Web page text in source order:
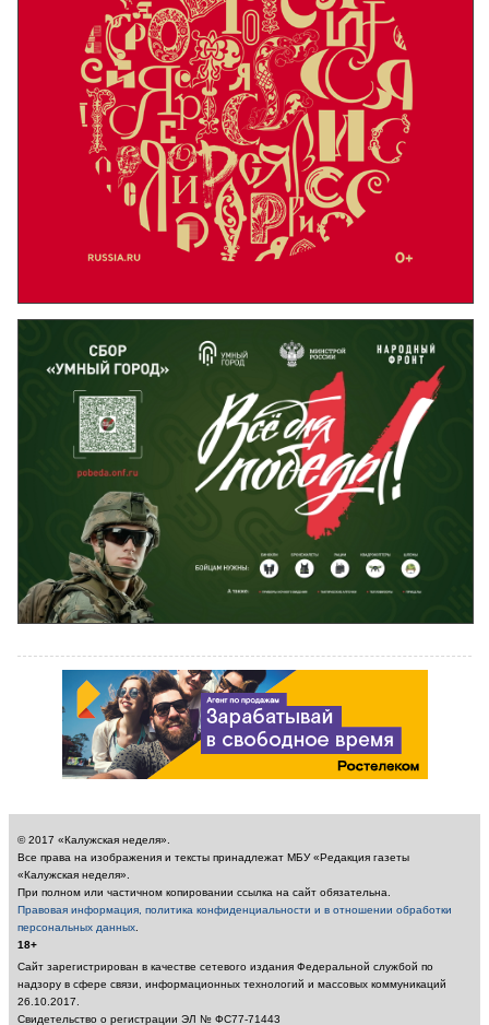
© 2017 «Калужская неделя».
Все права на изображения и тексты принадлежат МБУ «Редакция газеты
«Калужская неделя».
При полном или частичном копировании ссылка на сайт обязательна.
Правовая информация, политика конфиденциальности и в отношении обработки
персональных данных
18+
Сайт зарегистрирован в качестве сетевого издания Федеральной службой по
надзору в сфере связи, информационных технологий и массовых коммуникаций
26.10.2017.
Свидетельство о регистрации ЭЛ № ФС77-71443